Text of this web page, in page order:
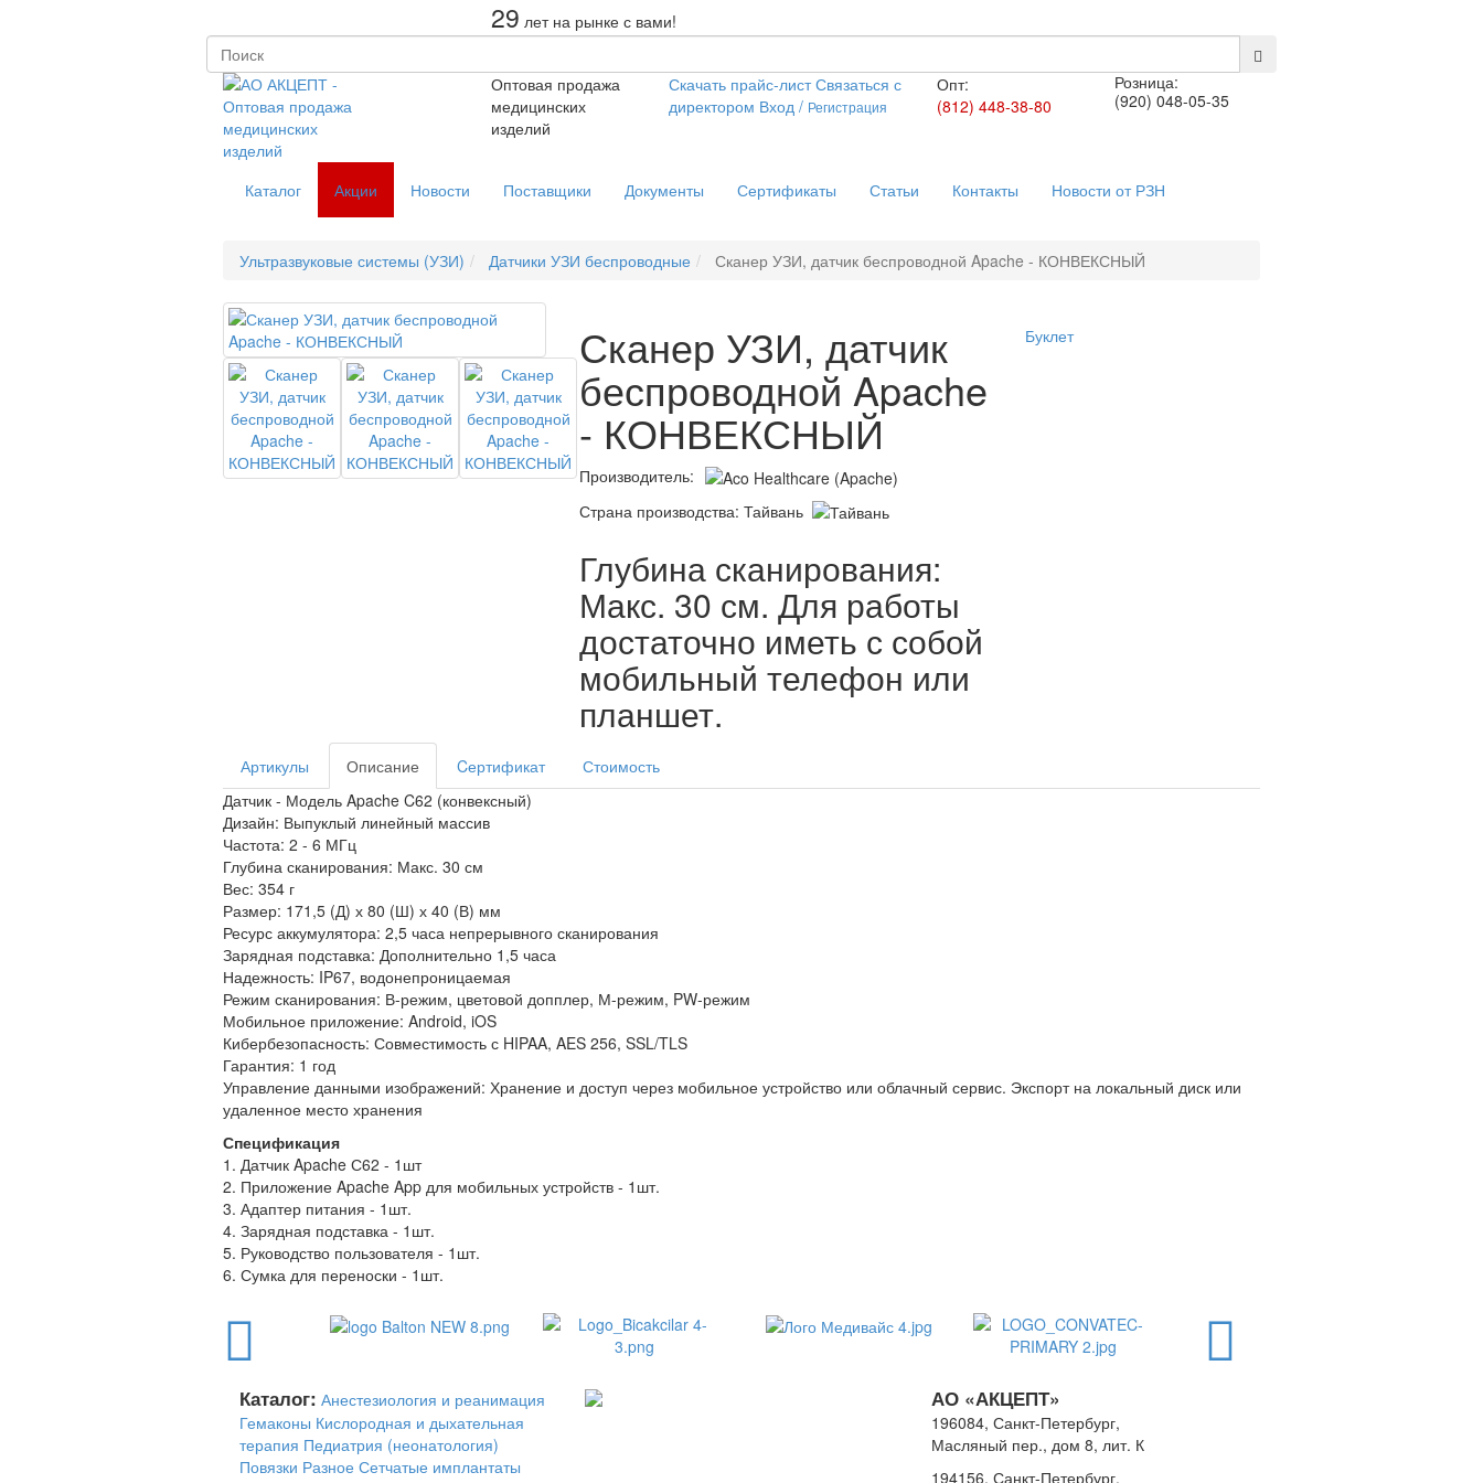
29 лет на рынке с вами!
Оптовая продажа
медицинских
изделий
Скачать прайс-лист Связаться с
директором Вход / Регистрация
Опт:
(812) 448-38-80
Розница:
(920) 048-05-35
Каталог Акции Новости Поставщики Документы Сертификаты Статьи Контакты Новости от РЗН
Ультразвуковые системы (УЗИ) Датчики УЗИ беспроводные Сканер УЗИ, датчик беспроводной Apache - КОНВЕКСНЫЙ
Сканер УЗИ, датчик
беспроводной Apache
- КОНВЕКСНЫЙ
Производитель:
Страна производства: Тайвань
Глубина сканирования:
Макс. 30 см. Для работы
достаточно иметь с собой
мобильный телефон или
планшет.
Буклет
Артикулы Описание Cертификат
Стоимость
Датчик - Модель Apache C62 (конвексный)
Дизайн: Выпуклый линейный массив
Частота: 2 - 6 МГц
Глубина сканирования: Макс. 30 см
Вес: 354 г
Размер: 171,5 (Д) х 80 (Ш) х 40 (В) мм
Ресурс аккумулятора: 2,5 часа непрерывного сканирования
Зарядная подставка: Дополнительно 1,5 часа
Надежность: IP67, водонепроницаемая
Режим сканирования: В-режим, цветовой допплер, М-режим, PW-режим
Мобильное приложение: Android, iOS
Кибербезопасность: Совместимость с HIPAA, AES 256, SSL/TLS
Гарантия: 1 год
Управление данными изображений: Хранение и доступ через мобильное устройство или облачный сервис. Экспорт на локальный диск или
удаленное место хранения
Спецификация
1. Датчик Apache С62 - 1шт
2. Приложение Apache App для мобильных устройств - 1шт.
3. Адаптер питания - 1шт.
4. Зарядная подставка - 1шт.
5. Руководство пользователя - 1шт.
6. Сумка для переноски - 1шт.
Каталог: Анестезиология и реанимация
Гемаконы Кислородная и дыхательная
терапия Педиатрия (неонатология)
Повязки Разное Сетчатые имплантаты
АО «АКЦЕПТ»
196084, Санкт-Петербург,
Масляный пер., дом 8, лит. К
194156, Санкт-Петербург,